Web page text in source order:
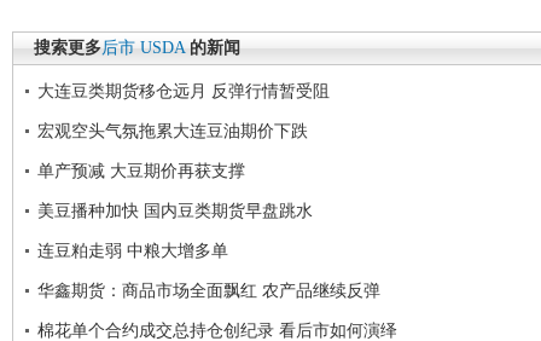
搜索更多后市 USDA 的新闻
大连豆类期货移仓远月 反弹行情暂受阻
宏观空头气氛拖累大连豆油期价下跌
单产预减 大豆期价再获支撑
美豆播种加快 国内豆类期货早盘跳水
连豆粕走弱 中粮大增多单
华鑫期货：商品市场全面飘红 农产品继续反弹
棉花单个合约成交总持仓创纪录 看后市如何演绎